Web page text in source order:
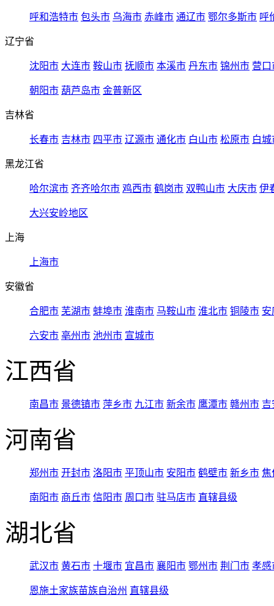
呼和浩特市 包头市 乌海市 赤峰市 通辽市 鄂尔多斯市 呼
辽宁省
沈阳市 大连市 鞍山市 抚顺市 本溪市 丹东市 锦州市 营口
朝阳市 葫芦岛市 金普新区
吉林省
长春市 吉林市 四平市 辽源市 通化市 白山市 松原市 白城
黑龙江省
哈尔滨市 齐齐哈尔市 鸡西市 鹤岗市 双鸭山市 大庆市 伊
大兴安岭地区
上海
上海市
安徽省
合肥市 芜湖市 蚌埠市 淮南市 马鞍山市 淮北市 铜陵市 安
六安市 亳州市 池州市 宣城市
江西省
南昌市 景德镇市 萍乡市 九江市 新余市 鹰潭市 赣州市 吉
河南省
郑州市 开封市 洛阳市 平顶山市 安阳市 鹤壁市 新乡市 焦
南阳市 商丘市 信阳市 周口市 驻马店市 直辖县级
湖北省
武汉市 黄石市 十堰市 宜昌市 襄阳市 鄂州市 荆门市 孝感
恩施土家族苗族自治州 直辖县级